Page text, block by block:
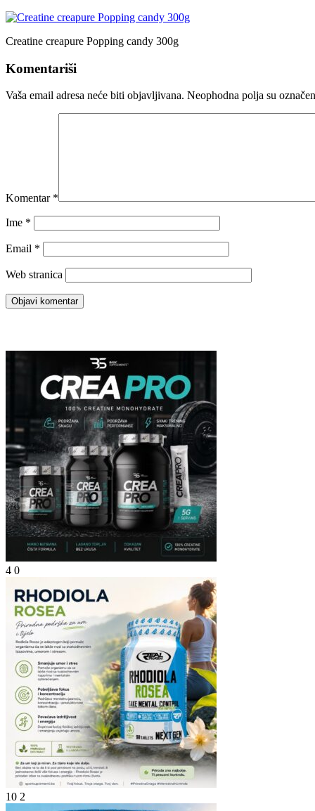
Creatine creapure Popping candy 300g
Komentariši
Vaša email adresa neće biti objavljivana. Neophodna polja su
Komentar *
Ime *
Email *
Web stranica
4 0
10 2